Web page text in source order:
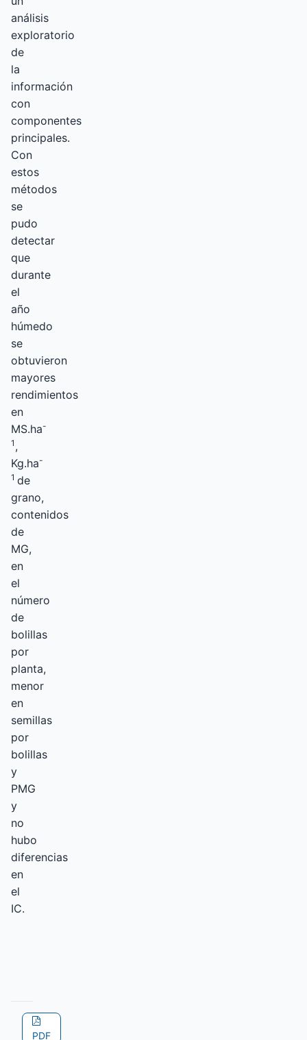
análisis
exploratorio
de
la
información
con
componentes
principales.
Con
estos
métodos
se
pudo
detectar
que
durante
el
año
húmedo
se
obtuvieron
mayores
rendimientos
en
MS.ha-
1 ,
Kg.ha-
1 de
grano,
contenidos
de
MG,
en
el
número
de
bolillas
por
planta,
menor
en
semillas
por
bolillas
y
PMG
y
no
hubo
diferencias
en
el
IC.
PDF